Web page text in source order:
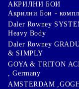
АКРИЛНИ БОИ
Акрилни Бои -
Daler Rowney
Heavy Body
Daler Rowney
& SIMPLY
GOYA & TRITON
, Germany
AMSTERDAM